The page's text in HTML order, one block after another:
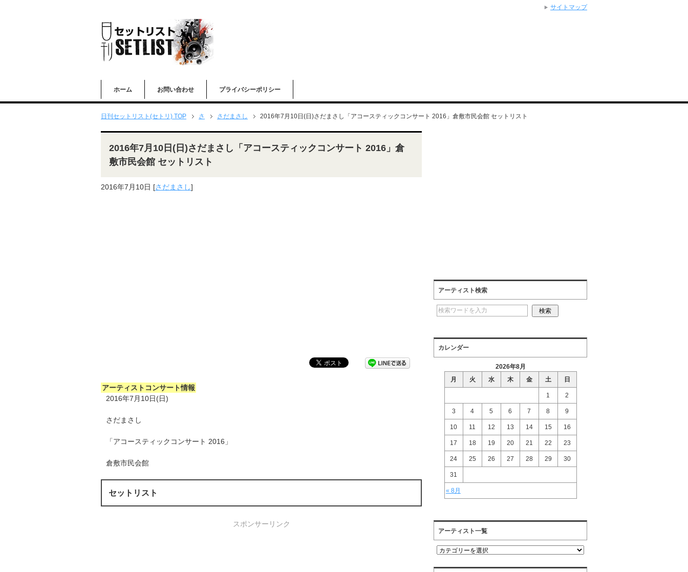
ホーム お問い合わせ プライバシーポリシー
日刊セットリスト(セトリ) TOP さ さだまさし 2016年7月10日(日)さだまさし「アコースティックコンサート 2016」倉敷市民会館 セットリスト
2016年7月10日(日)さだまさし「アコースティックコンサート 2016」倉
敷市民会館 セットリスト
2016年7月10日 [さだまさし]
アーティストコンサート情報
2016年7月10日(日)
さだまさし
「アコースティックコンサート 2016」
倉敷市民会館
セットリスト
スポンサーリンク
アーティスト検索
カレンダー
2026年8月
月
火 水 木 金 土 日
« 8月
1 2
3 4 5 6 7 8 9
10 11 12 13 14 15 16
17 18 19 20 21 22 23
24 25 26 27 28 29 30
31
アーティスト一覧
ア
テ
サイトマップ